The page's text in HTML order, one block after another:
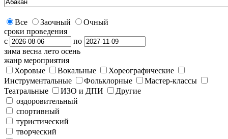
Все Заочный
Очный
сроки проведения
с
по
зима весна лето осень
жанр мероприятия
Хоровые
Вокальные
Хореографические
Инструментальные
Фольклорные
Мастер-классы
Театральные
ИЗО и ДПИ
Другие
оздоровительный
спортивный
туристический
творческий